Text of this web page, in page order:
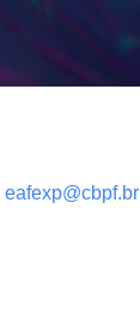
eafexp@cbpf.br